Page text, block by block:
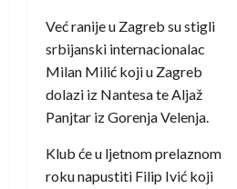
Već ranije u Zagreb su stigli
srbijanski internacionalac
Milan Milić koji u Zagreb
dolazi iz Nantesa te Aljaž
Panjtar iz Gorenja Velenja.
Klub će u ljetnom prelaznom
roku napustiti Filip Ivić koji